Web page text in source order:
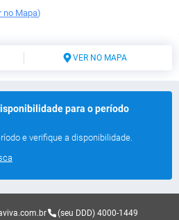
no Mapa)
VER NO MAPA
para o período
e verifique a disponibilidade.
(seu DDD) 4000-1449